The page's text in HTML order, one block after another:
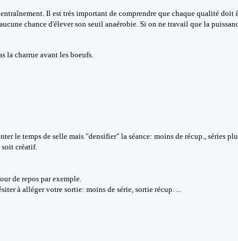
Il est très important de comprendre que chaque qualité
chance d'élever son seuil anaérobie. Si on ne travail que la
la charrue avant les boeufs.
le temps de selle mais "densifier" la séance: moins de récup., séries
soit créatif.
de repos par exemple.
à alléger votre sortie: moins de série, sortie récup. ...